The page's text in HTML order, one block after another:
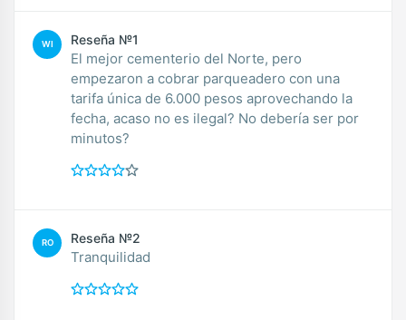
WI Reseña №1
El mejor cementerio del Norte, pero
empezaron a cobrar parqueadero con una
tarifa única de 6.000 pesos aprovechando la
fecha, acaso no es ilegal? No debería ser por
minutos?
RO Reseña №2
Tranquilidad